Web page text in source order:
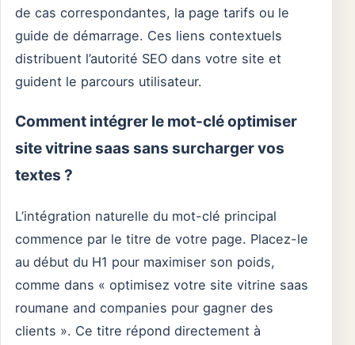
de cas correspondantes, la page tarifs ou le
guide de démarrage. Ces liens contextuels
distribuent l’autorité SEO dans votre site et
guident le parcours utilisateur.
Comment intégrer le mot-clé optimiser
site vitrine saas sans surcharger vos
textes ?
L’intégration naturelle du mot-clé principal
commence par le titre de votre page. Placez-le
au début du H1 pour maximiser son poids,
comme dans « optimisez votre site vitrine saas
roumane and companies pour gagner des
clients ». Ce titre répond directement à